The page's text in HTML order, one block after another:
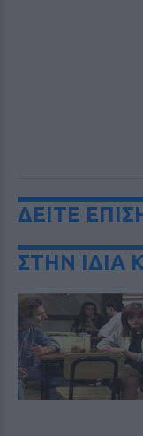
ΔΕΙΤΕ
ΣΤΗΝ ΙΔΙΑ